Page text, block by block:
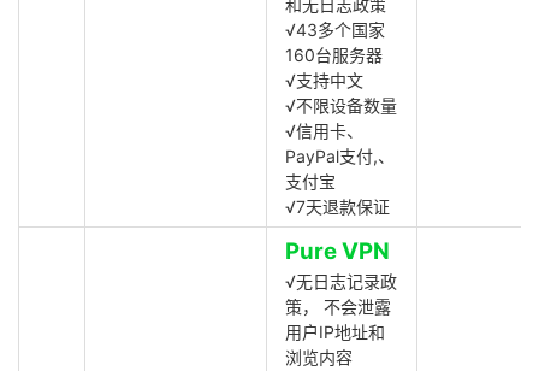
和无日志政策
√43多个国家
160台服务器
√支持中文
√不限设备数量
√信用卡、
PayPal支付,、
支付宝
√7天退款保证
Pure VPN
√无日志记录政
策， 不会泄露
用户IP地址和
浏览内容